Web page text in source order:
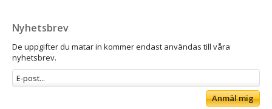
Nyhetsbrev
De uppgifter du matar in kommer endast användas till våra
nyhetsbrev.
Anmäl mig